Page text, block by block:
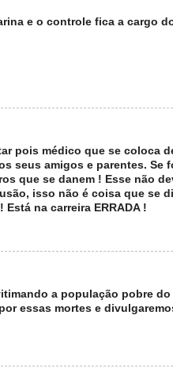
e o controle fica a cargo
pois médico que se coloca
seus amigos e parentes. Se
que se danem ! Esse não
isso não é coisa que se
na carreira ERRADA !
a população pobre do
essas mortes e